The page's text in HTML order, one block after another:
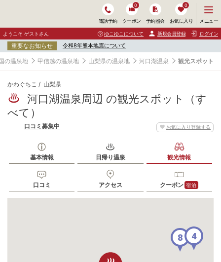
電話予約 クーポン
0
予約照会 お気に入り
0
ニ
ュ
ー
開
く
メニュー
ようこそ ゲストさん ゆこゆこについて 新規会員登録 ログイン
重要なお知らせ 令和8年熊本地震について
の温泉地 甲信越の温泉地 山梨県の温泉地 河口湖温泉 観光スポット
かわぐちこ 山梨県
河口湖温泉周辺 の観光スポット（す
べて）
お気に入り登録する
口コミ募集中
基本情報 日帰り温泉 観光情報
口コミ アクセス クーポン 宿泊
4
8